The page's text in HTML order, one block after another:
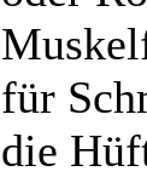
für
die